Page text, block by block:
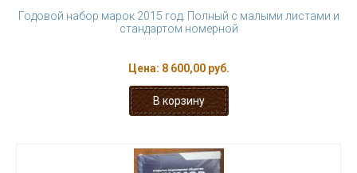
Годовой набор марок 2015 год. Полный c малыми листами и
стандартом номерной
Цена: 8 600,00 руб.